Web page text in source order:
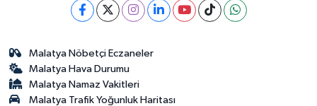
Malatya Nöbetçi Eczaneler
Malatya Hava Durumu
Malatya Namaz Vakitleri
Malatya Trafik Yoğunluk Haritası